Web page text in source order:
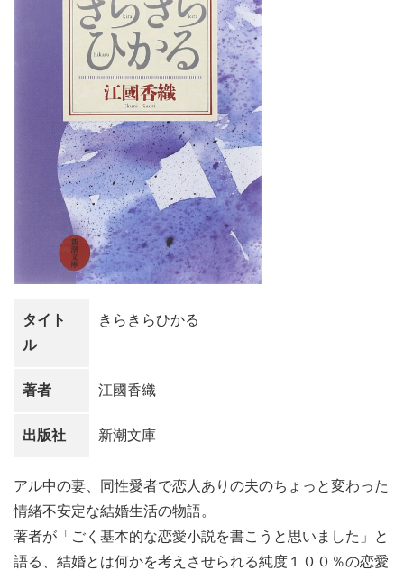
タイト
ル
きらきらひかる
著者 江國香織
出版社 新潮文庫
アル中の妻、同性愛者で恋人ありの夫のちょっと変わった
情緒不安定な結婚生活の物語。
著者が「ごく基本的な恋愛小説を書こうと思いました」と
語る、結婚とは何かを考えさせられる純度１００％の恋愛